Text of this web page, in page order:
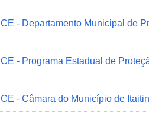
CE - Departamento Municipal de
CE - Programa Estadual de
CE - Câmara do Município de